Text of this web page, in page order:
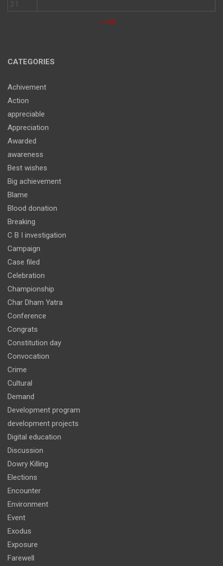
31
« Jul
CATEGORIES
Achivement
Action
appreciable
Appreciation
Awarded
awareness
Best wishes
Big achievement
Blame
Blood donation
Breaking
C B I investigation
Campaign
Case filed
Celebration
Championship
Char Dham Yatra
Conference
Congrats
Constitution day
Convocation
Crime
Cultural
Demand
Development program
development projects
Digital education
Discussion
Dowry Killing
Elections
Encounter
Environment
Event
Exodus
Exposure
Farewell